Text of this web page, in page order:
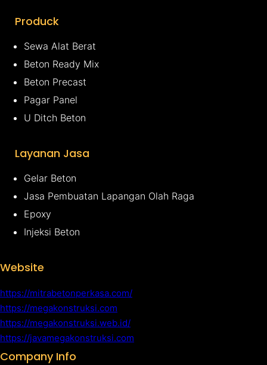
Produck
Sewa Alat Berat
Beton Ready Mix
Beton Precast
Pagar Panel
U Ditch Beton
Layanan Jasa
Gelar Beton
Jasa Pembuatan Lapangan Olah Raga
Epoxy
Injeksi Beton
Website
https://mitrabetonperkasa.com/
https://megakonstruksi.com
https://megakonstruksi.web.id/
https://javamegakonstruksi.com
Company Info